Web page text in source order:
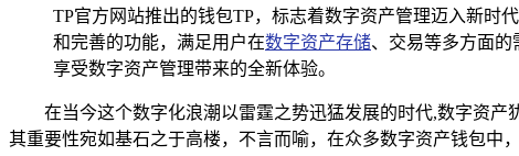
TP官方网站推出的钱包TP，标志着数字资产管理迈入新时
和完善的功能，满足用户在数字资产存储、交易等多方面的
享受数字资产管理带来的全新体验。
在当今这个数字化浪潮以雷霆之势迅猛发展的时代,数字资
其重要性宛如基石之于高楼，不言而喻，在众多数字资产钱包中